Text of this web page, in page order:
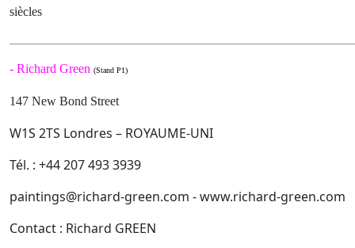
siècles
- Richard Green (Stand P1)
147 New Bond Street
W1S 2TS Londres – ROYAUME-UNI
Tél. : +44 207 493 3939
paintings@richard-green.com - www.richard-green.com
Contact : Richard GREEN